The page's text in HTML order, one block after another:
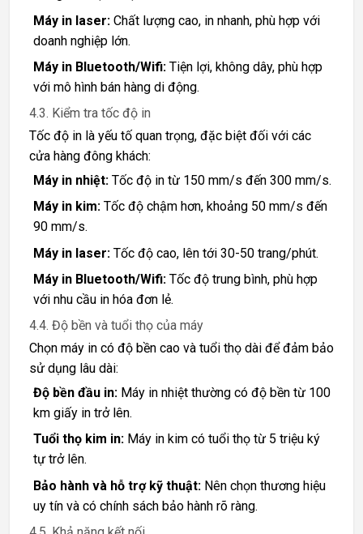
Máy in laser:Chất lượng cao, in nhanh, phù hợp với
doanh nghiệp lớn.
Máy in Bluetooth/Wifi:Tiện lợi, không dây, phù hợp
với mô hình bán hàng di động.
4.3. Kiểm tra tốc độ in
Tốc độ in là yếu tố quan trọng, đặc biệt đối với các
cửa hàng đông khách:
Máy in nhiệt:Tốc độ in từ 150 mm/s đến 300 mm/s.
Máy in kim:Tốc độ chậm hơn, khoảng 50 mm/s đến
90 mm/s.
Máy in laser:Tốc độ cao, lên tới 30-50 trang/phút.
Máy in Bluetooth/Wifi:Tốc độ trung bình, phù hợp
với nhu cầu in hóa đơn lẻ.
4.4. Độ bền và tuổi thọ của máy
Chọn máy in có độ bền cao và tuổi thọ dài để đảm bảo
sử dụng lâu dài:
Độ bền đầu in:Máy in nhiệt thường có độ bền từ 100
km giấy in trở lên.
Tuổi thọ kim in:Máy in kim có tuổi thọ từ 5 triệu ký
tự trở lên.
Bảo hành và hỗ trợ kỹ thuật:Nên chọn thương hiệu
uy tín và có chính sách bảo hành rõ ràng.